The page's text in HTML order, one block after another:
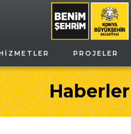
PROJELER
Haberler